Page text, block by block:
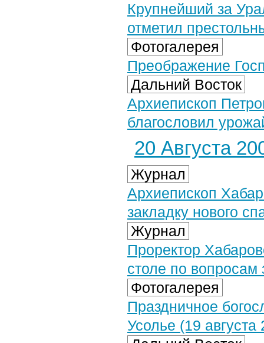
Крупнейший за
отметил
Фотогалерея
Преображение
Дальний Восток
Архиепископ
благословил
20 Августа
Журнал
Архиепископ
закладку нового
Журнал
Проректор
столе по вопросам
Фотогалерея
Праздничное
Усолье (19 августа